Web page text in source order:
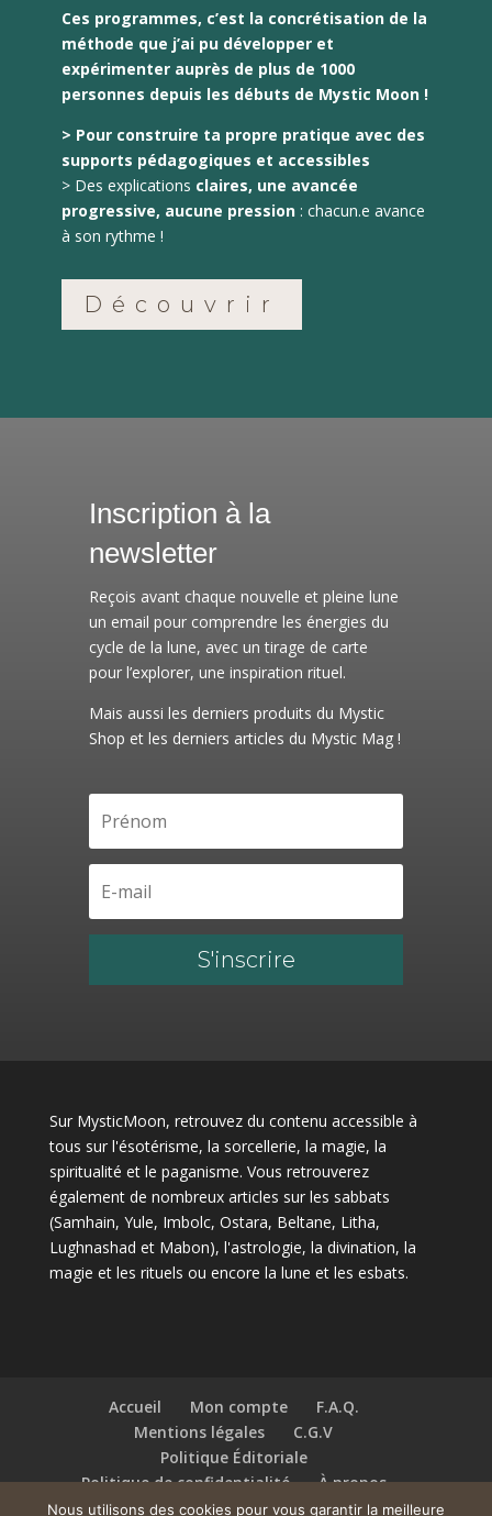
Ces programmes, c’est la concrétisation de la
méthode que j’ai pu développer et
expérimenter auprès de plus de 1000
personnes depuis les débuts de Mystic Moon !
> Pour construire ta propre pratique avec des
supports pédagogiques et accessibles
> Des explications claires, une avancée
progressive, aucune pression : chacun.e avance
à son rythme !
Découvrir
Inscription à la
newsletter
Reçois avant chaque nouvelle et pleine lune
un email pour comprendre les énergies du
cycle de la lune, avec un tirage de carte
pour l’explorer, une inspiration rituel.
Mais aussi les derniers produits du Mystic
Shop et les derniers articles du Mystic Mag !
S'inscrire
Sur MysticMoon, retrouvez du contenu accessible à
tous sur l'ésotérisme, la sorcellerie, la magie, la
spiritualité et le paganisme. Vous retrouverez
également de nombreux articles sur les sabbats
(Samhain, Yule, Imbolc, Ostara, Beltane, Litha,
Lughnashad et Mabon), l'astrologie, la divination, la
magie et les rituels ou encore la lune et les esbats.
Accueil Mon compte
F.A.Q.
Mentions légales
C.G.V
Politique Éditoriale
Politique de confidentialité
À propos
Contact
Nous utilisons des cookies pour vous garantir la meilleure